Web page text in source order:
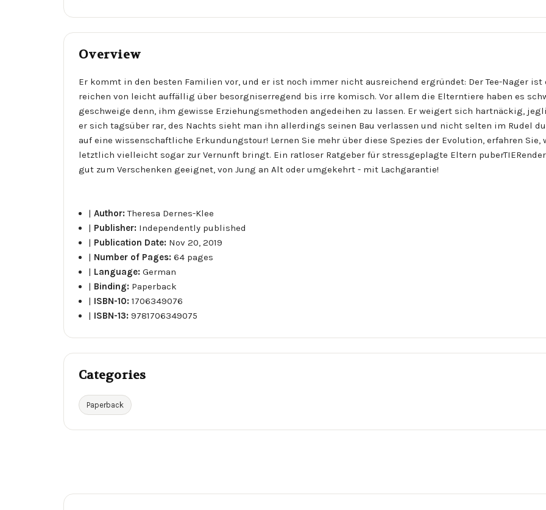
Overview
Er kommt in den besten Familien vor, und er ist noch immer nicht ausreichend ergründet: Der Tee-Nager ist
reichen von leicht auffällig über besorgniserregend bis irre komisch. Vor allem die Elterntiere haben es
geschweige denn, ihm gewisse Erziehungsmethoden angedeihen zu lassen. Er weigert sich hartnäckig,
er sich tagsüber rar, des Nachts sieht man ihn allerdings seinen Bau verlassen und nicht selten im Rudel
auf eine wissenschaftliche Erkundungstour! Lernen Sie mehr über diese Spezies der Evolution, erfahren Sie,
letztlich vielleicht sogar zur Vernunft bringt. Ein ratloser Ratgeber für stressgeplagte Eltern
gut zum Verschenken geeignet, von Jung an Alt oder umgekehrt - mit Lachgarantie!
|Author:Theresa Dernes-Klee
| Publisher: Independently published
| Publication Date: Nov 20, 2019
| Number of Pages:64 pages
| Language:German
| Binding: Paperback
| ISBN-10:1706349076
| ISBN-13:9781706349075
Categories
Paperback